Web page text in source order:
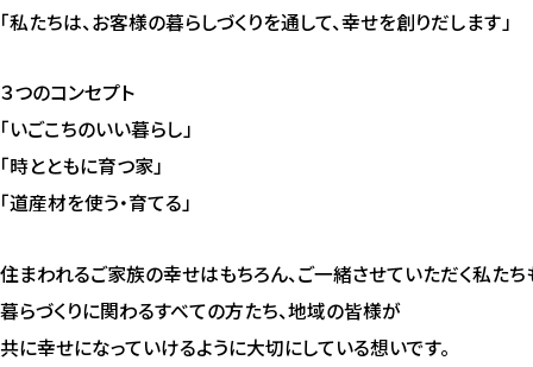
「私たちは、お客様の暮らしづくりを通して、幸せを創りだします」
３つのコンセプト
「いごこちのいい暮らし」
「時とともに育つ家」
「道産材を使う・育てる」
住まわれるご家族の幸せはもちろん、ご一緒させていただく私たち
暮らづくりに関わるすべての方たち、地域の皆様が
共に幸せになっていけるように大切にしている想いです。